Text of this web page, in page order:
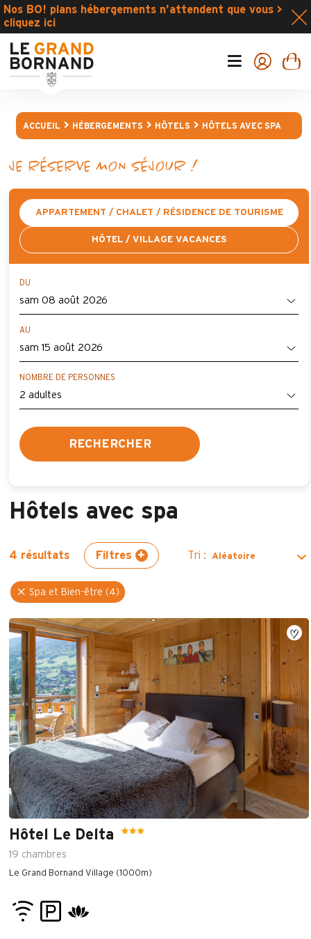
Nos BO! plans hébergements n'attendent que vous >
cliquez ici
ACCUEIL HÉBERGEMENTS HÔTELS HÔTELS AVEC SPA
JE RÉSERVE MON SÉJOUR !
APPARTEMENT / CHALET / RÉSIDENCE DE TOURISME
HÔTEL / VILLAGE VACANCES
DU
AU
NOMBRE DE PERSONNES
RECHERCHER
Hôtels avec spa
4 résultats
Spa et Bien-être (4)
Filtres Tri :
Hôtel Le Delta
19 chambres
Le Grand Bornand Village (1000m)